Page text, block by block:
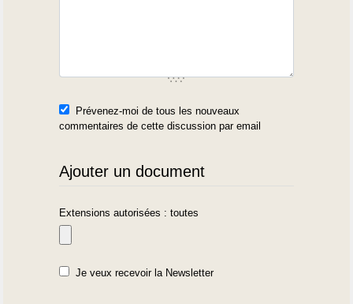
Prévenez-moi de tous les nouveaux
commentaires de cette discussion par email
Ajouter un document
Extensions autorisées : toutes
Je veux recevoir la Newsletter